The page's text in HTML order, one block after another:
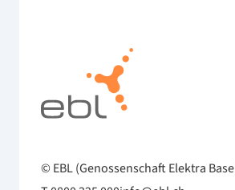
© EBL (Genossenschaft Elektra